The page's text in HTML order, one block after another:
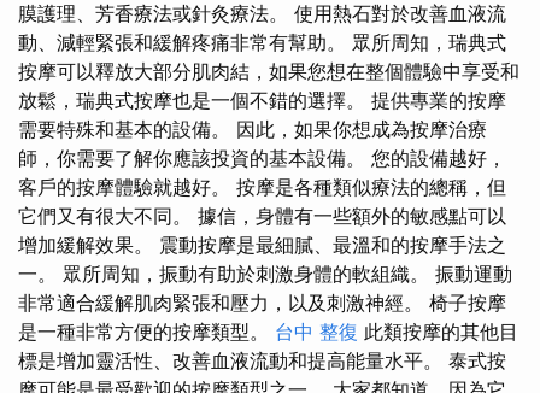
膜護理、芳香療法或針灸療法。 使用熱石對於改善血液流
動、減輕緊張和緩解疼痛非常有幫助。 眾所周知，瑞典式
按摩可以釋放大部分肌肉結，如果您想在整個體驗中享受和
放鬆，瑞典式按摩也是一個不錯的選擇。 提供專業的按摩
需要特殊和基本的設備。 因此，如果你想成為按摩治療
師，你需要了解你應該投資的基本設備。 您的設備越好，
客戶的按摩體驗就越好。 按摩是各種類似療法的總稱，但
它們又有很大不同。 據信，身體有一些額外的敏感點可以
增加緩解效果。 震動按摩是最細膩、最溫和的按摩手法之
一。 眾所周知，振動有助於刺激身體的軟組織。 振動運動
非常適合緩解肌肉緊張和壓力，以及刺激神經。 椅子按摩
是一種非常方便的按摩類型。 台中 整復 此類按摩的其他目
標是增加靈活性、改善血液流動和提高能量水平。 泰式按